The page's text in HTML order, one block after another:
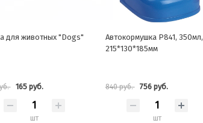
для животных "Dogs"
165 руб.
шт
Автокормушка P841, 350мл,
215*130*185мм
840 руб. 756 руб.
шт